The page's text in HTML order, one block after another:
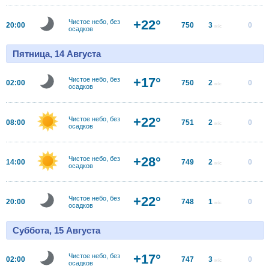
20:00
Чистое небо, без
осадков
+22° 750 3 м/с 0
Пятница, 14 Августа
02:00
Чистое небо, без
осадков
+17° 750 2 м/с 0
08:00
Чистое небо, без
осадков
+22° 751 2 м/с 0
14:00
Чистое небо, без
осадков
+28° 749 2 м/с 0
20:00
Чистое небо, без
осадков
+22° 748 1 м/с 0
Суббота, 15 Августа
02:00
Чистое небо, без
осадков
+17° 747 3 м/с 0